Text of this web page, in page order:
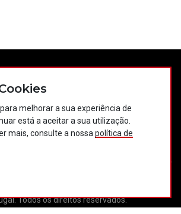
de privacidade
Política de cookies
Todos os direitos reservados.
melhorar a sua experiência de
está a aceitar a sua utilização.
mais, consulte a nossa política de